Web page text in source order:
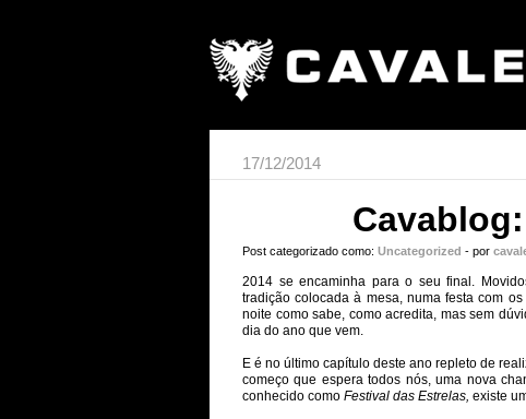
17/12/2014
Post categorizado como: Uncategorized - por
2014 se encaminha para o seu final.
tradição colocada à mesa, numa festa com
noite como sabe, como acredita, mas sem
dia do ano que vem.
E é no último capítulo deste ano repleto de
começo que espera todos nós, uma nova
conhecido como Festival das Estrelas, existe